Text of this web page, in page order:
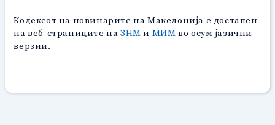
Кодексот на новинарите на Македонија е достапен
на веб-страниците наЗНМ и МИМ во осум јазични
верзии.